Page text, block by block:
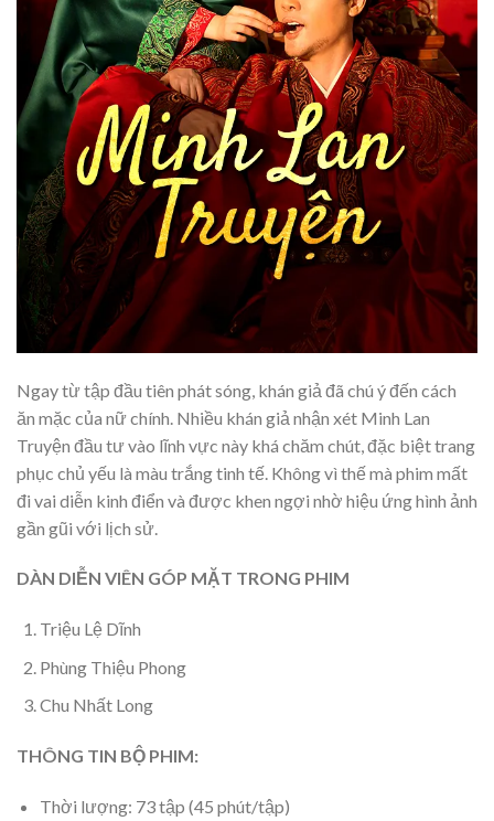
Ngay từ tập đầu tiên phát sóng, khán giả đã chú ý đến cách
ăn mặc của nữ chính. Nhiều khán giả nhận xét Minh Lan
Truyện đầu tư vào lĩnh vực này khá chăm chút, đặc biệt trang
phục chủ yếu là màu trắng tinh tế. Không vì thế mà phim mất
đi vai diễn kinh điển và được khen ngợi nhờ hiệu ứng hình ảnh
gần gũi với lịch sử.
DÀN DIỄN VIÊN GÓP MẶT TRONG PHIM
Triệu Lệ Dĩnh
Phùng Thiệu Phong
Chu Nhất Long
THÔNG TIN BỘ PHIM:
Thời lượng: 73 tập (45 phút/tập)